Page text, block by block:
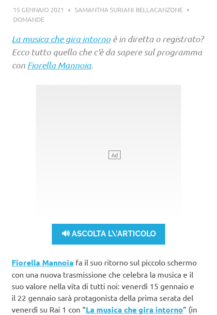
15 GENNAIO 2021
SAMANTHA SURIANI BELLACANZONE
DOMANDE
La musica che gira intornoè in diretta o registrato?
Ecco tutto quello che c'è da sapere sul programma
con Fiorella Mannoia.
🔊 ASCOLTA L\'ARTICOLO
Fiorella Mannoia fa il suo ritorno sul piccolo schermo
con una nuova trasmissione che celebra la musica e il
suo valore nella vita di tutti noi: venerdì 15 gennaio e
il 22 gennaio sarà protagonista della prima serata del
venerdì su Rai 1 con “La musica che gira intorno” (in